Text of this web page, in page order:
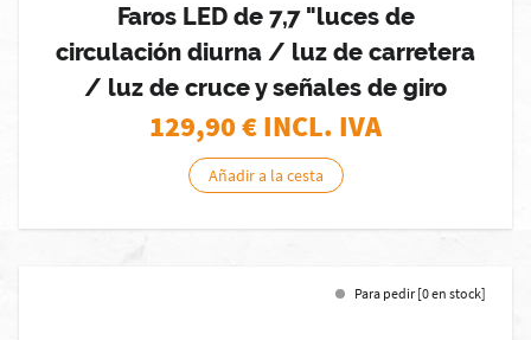
Faros LED de 7,7 "luces de
circulación diurna / luz de carretera
/ luz de cruce y señales de giro
129,90€ INCL. IVA
Añadir a la cesta
Para pedir [0 en stock]